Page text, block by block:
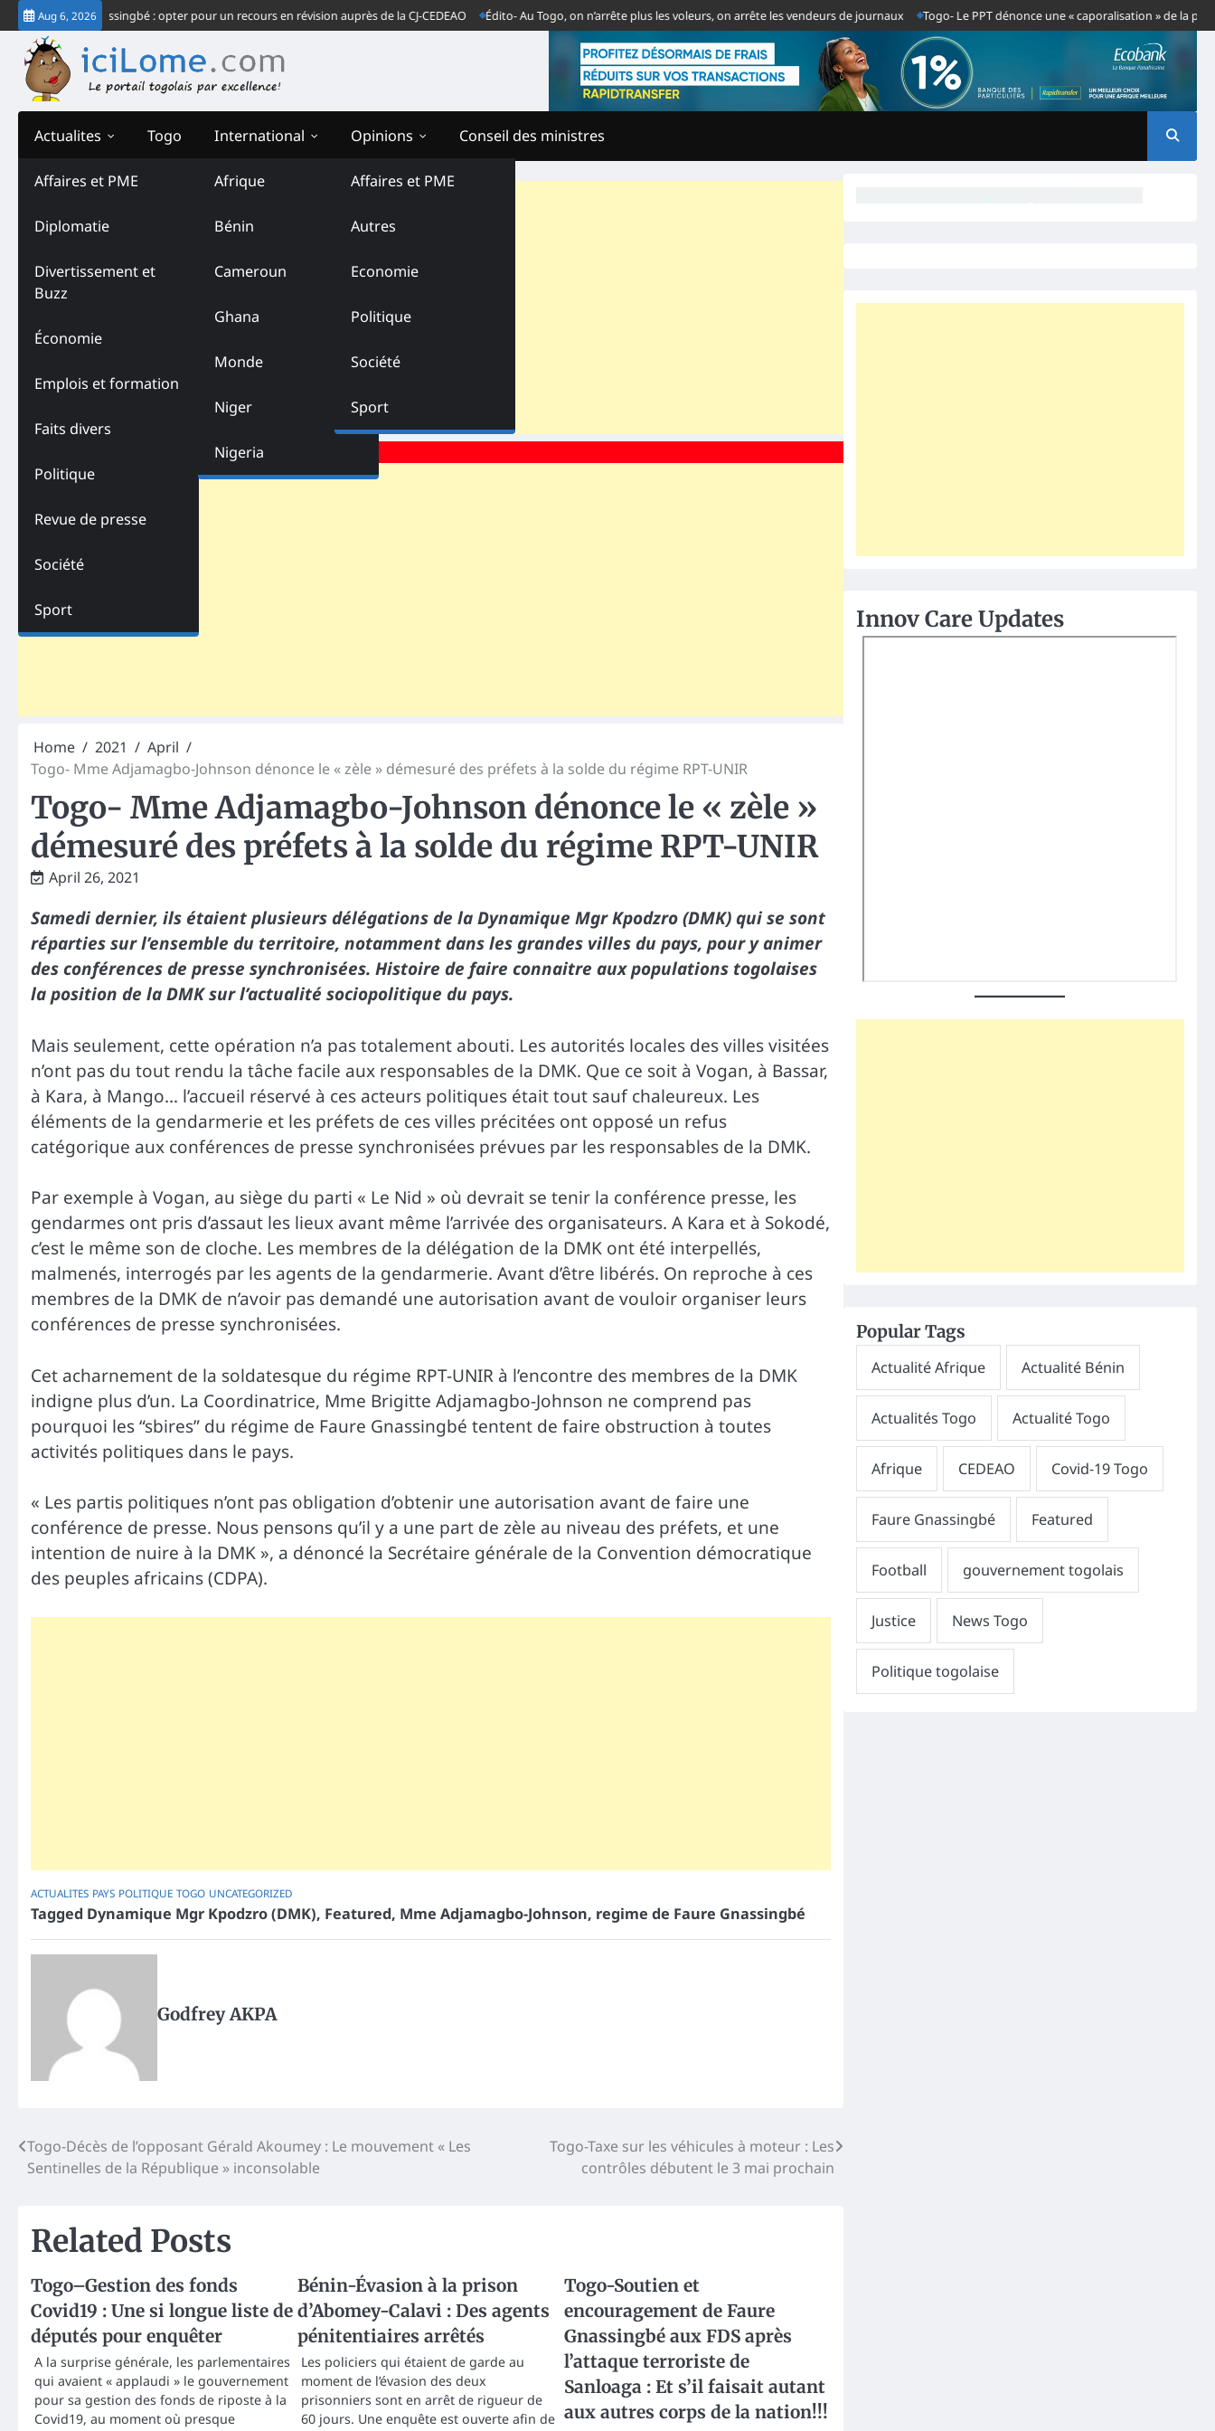
Skip
to
content
Aug 6, 2026
Gnassingbé : opter pour un recours en révision auprès de la CJ-CEDEAO Édito- Au Togo, on n’arrête plus les voleurs, on arrête les vendeurs de journaux Togo- Le PPT dénonce une « caporalisation » de la presse
Actualites
Affaires et PME
Diplomatie
Divertissement et
Buzz
Économie
Emplois et formation
Faits divers
Politique
Revue de presse
Société
Sport
Togo International
Afrique
Bénin
Cameroun
Ghana
Monde
Niger
Nigeria
Opinions
Affaires et PME
Autres
Economie
Politique
Société
Sport
Conseil des ministres
Home 2021
April
Togo- Mme Adjamagbo-Johnson dénonce le « zèle » démesuré des préfets à la solde du régime RPT-UNIR
Togo- Mme Adjamagbo-Johnson dénonce le « zèle »
démesuré des préfets à la solde du régime RPT-UNIR
April 26, 2021
Samedi dernier, ils étaient plusieurs délégations de la Dynamique Mgr Kpodzro (DMK) qui se sont
réparties sur l’ensemble du territoire, notamment dans les grandes villes du pays, pour y animer
des conférences de presse synchronisées. Histoire de faire connaitre aux populations togolaises
la position de la DMK sur l’actualité sociopolitique du pays.
Mais seulement, cette opération n’a pas totalement abouti. Les autorités locales des villes visitées
n’ont pas du tout rendu la tâche facile aux responsables de la DMK. Que ce soit à Vogan, à Bassar,
à Kara, à Mango… l’accueil réservé à ces acteurs politiques était tout sauf chaleureux. Les
éléments de la gendarmerie et les préfets de ces villes précitées ont opposé un refus
catégorique aux conférences de presse synchronisées prévues par les responsables de la DMK.
Par exemple à Vogan, au siège du parti « Le Nid » où devrait se tenir la conférence presse, les
gendarmes ont pris d’assaut les lieux avant même l’arrivée des organisateurs. A Kara et à Sokodé,
c’est le même son de cloche. Les membres de la délégation de la DMK ont été interpellés,
malmenés, interrogés par les agents de la gendarmerie. Avant d’être libérés. On reproche à ces
membres de la DMK de n’avoir pas demandé une autorisation avant de vouloir organiser leurs
conférences de presse synchronisées.
Cet acharnement de la soldatesque du régime RPT-UNIR à l’encontre des membres de la DMK
indigne plus d’un. La Coordinatrice, Mme Brigitte Adjamagbo-Johnson ne comprend pas
pourquoi les “sbires” du régime de Faure Gnassingbé tentent de faire obstruction à toutes
activités politiques dans le pays.
« Les partis politiques n’ont pas obligation d’obtenir une autorisation avant de faire une
conférence de presse. Nous pensons qu’il y a une part de zèle au niveau des préfets, et une
intention de nuire à la DMK », a dénoncé la Secrétaire générale de la Convention démocratique
des peuples africains (CDPA).
ACTUALITES PAYS POLITIQUE TOGO UNCATEGORIZED
Tagged Dynamique Mgr Kpodzro (DMK), Featured, Mme Adjamagbo-Johnson, regime de Faure Gnassingbé
Godfrey AKPA
Post
navigation
Togo-Décès de l’opposant Gérald Akoumey : Le mouvement « Les
Sentinelles de la République » inconsolable
Togo-Taxe sur les véhicules à moteur : Les
contrôles débutent le 3 mai prochain
Related Posts
Togo–Gestion des fonds
Covid19 : Une si longue liste de
députés pour enquêter
A la surprise générale, les parlementaires
qui avaient « applaudi » le gouvernement
pour sa gestion des fonds de riposte à la
Covid19, au moment où presque
Bénin-Évasion à la prison
d’Abomey-Calavi : Des agents
pénitentiaires arrêtés
Les policiers qui étaient de garde au
moment de l’évasion des deux
prisonniers sont en arrêt de rigueur de
60 jours. Une enquête est ouverte afin de
Togo-Soutien et
encouragement de Faure
Gnassingbé aux FDS après
l’attaque terroriste de
Sanloaga : Et s’il faisait autant
aux autres corps de la nation!!!
Innov Care Updates
Popular Tags